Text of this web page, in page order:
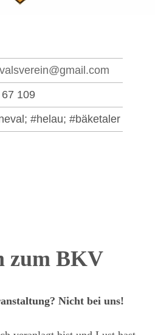
109
#helau; #bäketaler
zum BKV
Nicht bei uns!